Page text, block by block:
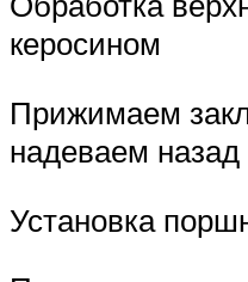
керосином
Прижимаем
надеваем
Установка